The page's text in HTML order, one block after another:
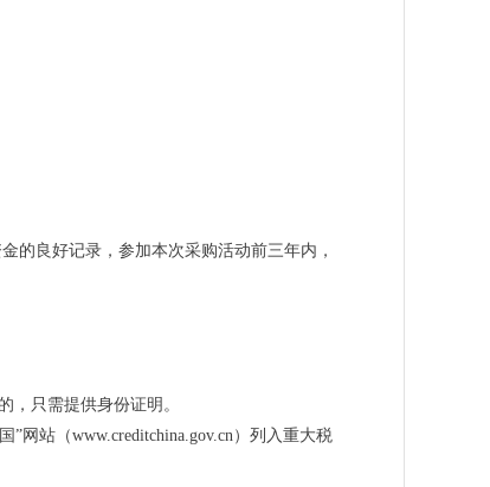
的良好记录，参加本次采购活动前三年内，
，只需提供身份证明。
网站（www.creditchina.gov.cn）列入重大税